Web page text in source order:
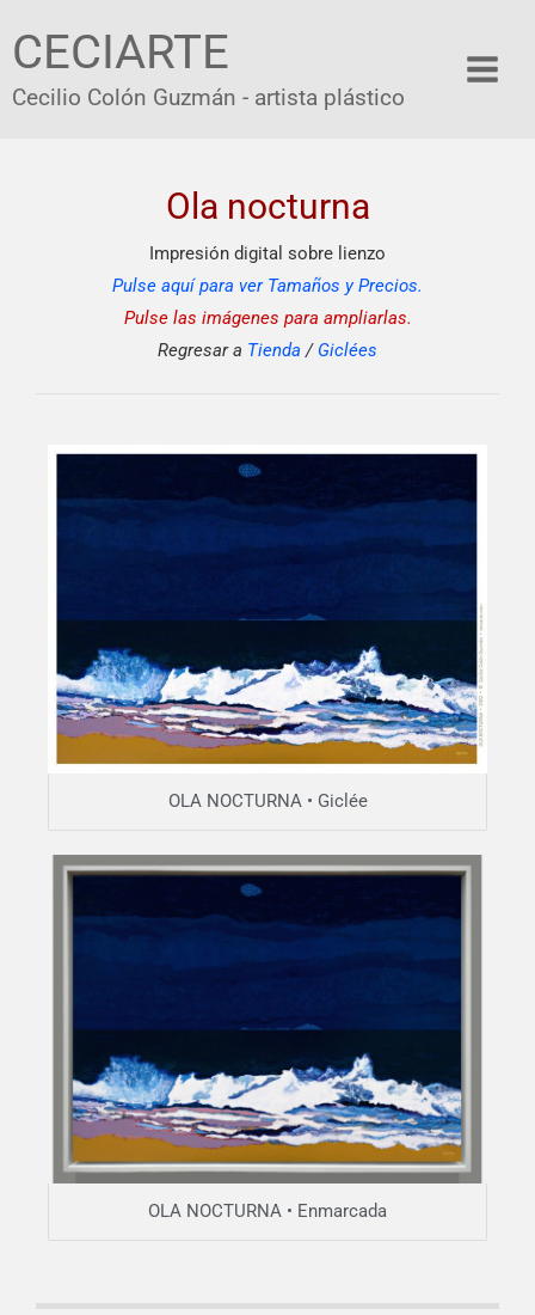
CECIARTE
Cecilio Colón Guzmán - artista plástico
Ola nocturna
Impresión digital sobre lienzo
Pulse aquí para ver Tamaños y Precios.
Pulse las imágenes para ampliarlas.
Regresar a Tienda / Giclées
OLA NOCTURNA • Giclée
OLA NOCTURNA • Enmarcada